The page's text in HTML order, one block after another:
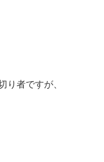
者ですが、